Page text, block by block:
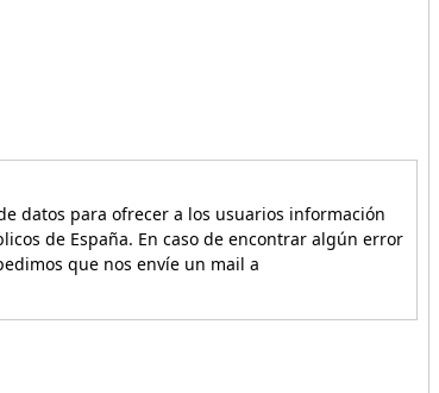
datos para ofrecer a los usuarios información
de España. En caso de encontrar algún error
que nos envíe un mail a